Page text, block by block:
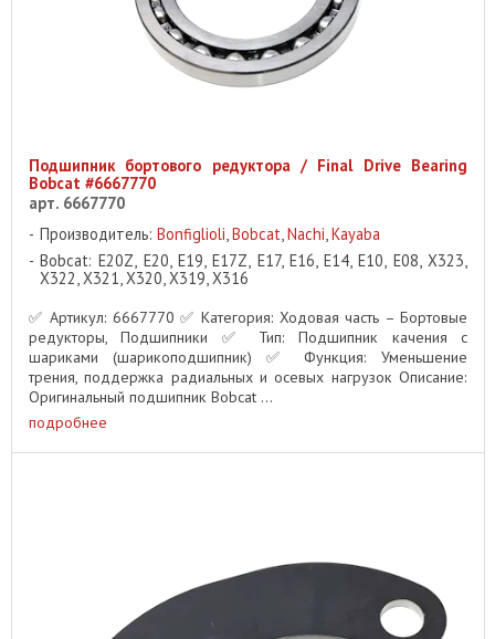
Подшипник бортового редуктора / Final Drive Bearing
Bobcat #6667770
арт. 6667770
Производитель: Bonfiglioli,Bobcat,Nachi,Kayaba
Bobcat: E20Z, E20, E19, E17Z, E17, E16, E14, E10, E08, X323,
X322, X321, X320, X319, X316
✅ Артикул: 6667770 ✅ Категория: Ходовая часть – Бортовые
редукторы, Подшипники ✅ Тип: Подшипник качения с
шариками (шарикоподшипник) ✅ Функция: Уменьшение
трения, поддержка радиальных и осевых нагрузок Описание:
Оригинальный подшипник Bobcat ...
подробнее